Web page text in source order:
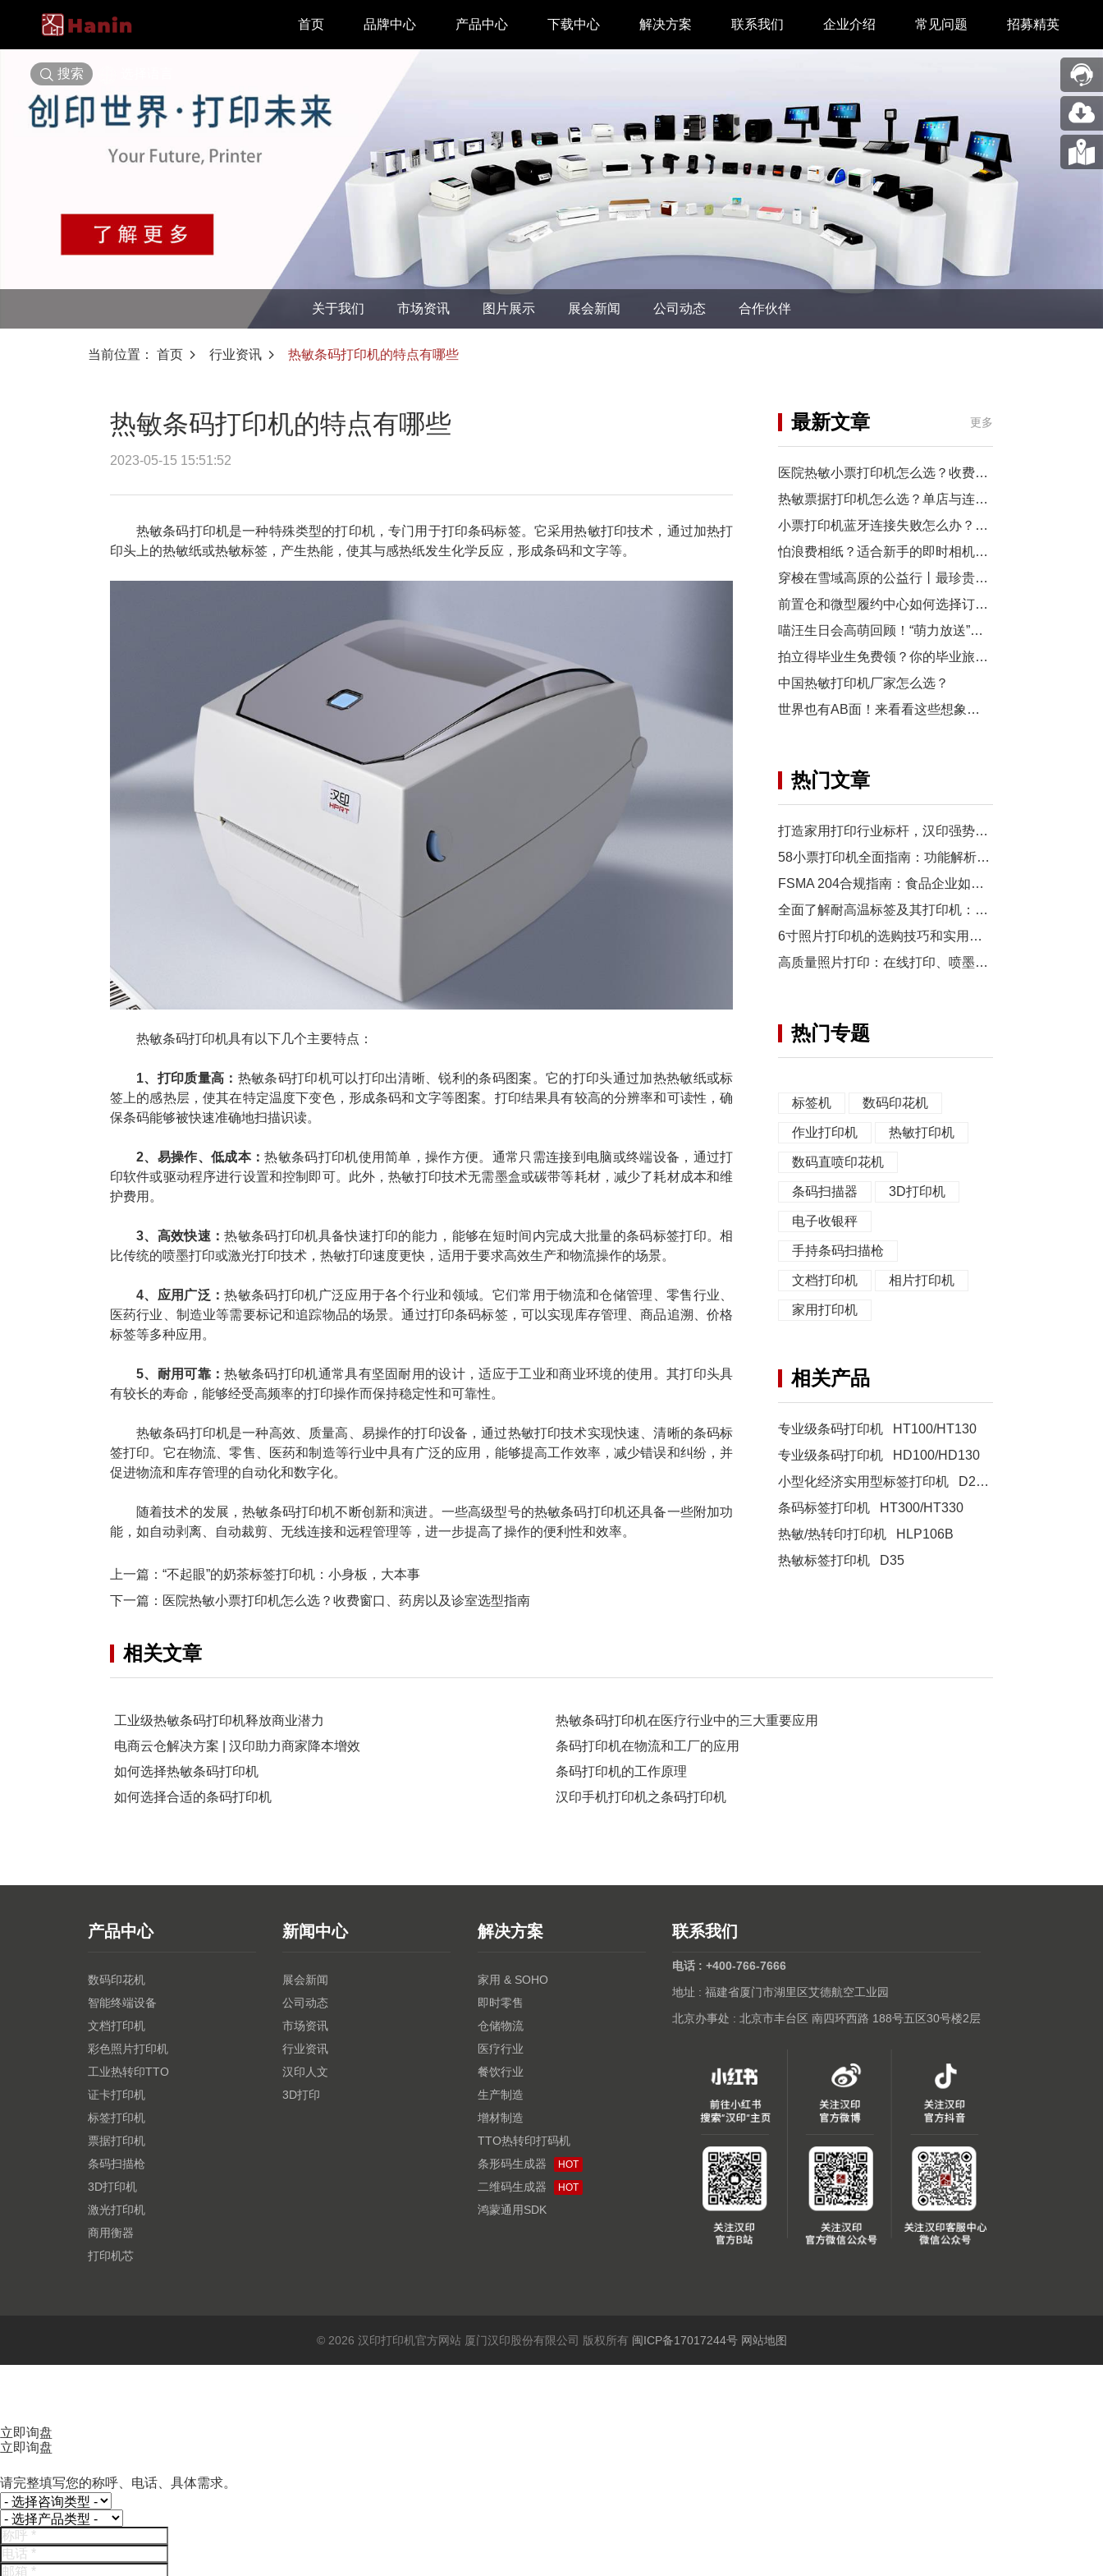
首页 品牌中心 产品中心 下载中心
汉印管家
工具下载
汉码标签软件
解决方案
即时零售
仓储物流
增材制造
联系我们
业务合作
回收再利用服务
问题反馈&建议
企业介绍
关于我们
图片展示
合作伙伴
汉印人文
公司动态
3D打印
常见问题 招募精英
搜索
关于我们 市场资讯 图片展示 展会新闻 公司动态 合作伙伴
当前位置： 首页 行业资讯 热敏条码打印机的特点有哪些
热敏条码打印机的特点有哪些
2023-05-15 15:51:52
热敏条码打印机是一种特殊类型的打印机，专门用于打印条码标签。它采用热敏打印技术，通过加热打
印头上的热敏纸或热敏标签，产生热能，使其与感热纸发生化学反应，形成条码和文字等。
热敏条码打印机具有以下几个主要特点：
1、打印质量高： 热敏条码打印机可以打印出清晰、锐利的条码图案。它的打印头通过加热热敏纸或标
签上的感热层，使其在特定温度下变色，形成条码和文字等图案。打印结果具有较高的分辨率和可读性，确
保条码能够被快速准确地扫描识读。
2、易操作、低成本：热敏条码打印机使用简单，操作方便。通常只需连接到电脑或终端设备，通过打
印软件或驱动程序进行设置和控制即可。此外，热敏打印技术无需墨盒或碳带等耗材，减少了耗材成本和维
护费用。
3、高效快速：热敏条码打印机具备快速打印的能力，能够在短时间内完成大批量的条码标签打印。相
比传统的喷墨打印或激光打印技术，热敏打印速度更快，适用于要求高效生产和物流操作的场景。
4、应用广泛：热敏条码打印机广泛应用于各个行业和领域。它们常用于物流和仓储管理、零售行业、
医药行业、制造业等需要标记和追踪物品的场景。通过打印条码标签，可以实现库存管理、商品追溯、价格
标签等多种应用。
5、耐用可靠：热敏条码打印机通常具有坚固耐用的设计，适应于工业和商业环境的使用。其打印头具
有较长的寿命，能够经受高频率的打印操作而保持稳定性和可靠性。
热敏条码打印机是一种高效、质量高、易操作的打印设备，通过热敏打印技术实现快速、清晰的条码标
签打印。它在物流、零售、医药和制造等行业中具有广泛的应用，能够提高工作效率，减少错误和纠纷，并
促进物流和库存管理的自动化和数字化。
随着技术的发展，热敏条码打印机不断创新和演进。一些高级型号的热敏条码打印机还具备一些附加功
能，如自动剥离、自动裁剪、无线连接和远程管理等，进一步提高了操作的便利性和效率。
上一篇： “不起眼”的奶茶标签打印机：小身板，大本事
下一篇： 医院热敏小票打印机怎么选？收费窗口、药房以及诊室选型指南
最新文章 更多
医院热敏小票打印机怎么选？收费窗口、药房以及诊室选型指南
热敏票据打印机怎么选？单店与连锁门店选型对比
小票打印机蓝牙连接失败怎么办？从配对到断连7步排查
怕浪费相纸？适合新手的即时相机推荐
穿梭在雪域高原的公益行丨最珍贵的“礼物”，是让孩子看见远方
前置仓和微型履约中心如何选择订单小票打印机？
喵汪生日会高萌回顾！“萌力放送”请查收~
拍立得毕业生免费领？你的毕业旅行照，也有机会上「三影堂」影展了！
中国热敏打印机厂家怎么选？
世界也有AB面！来看看这些想象力拉满的拍立得作品~
热门文章
打造家用打印行业标杆，汉印强势推出新品打印机U200
58小票打印机全面指南：功能解析、应用场景与热门推荐
FSMA 204合规指南：食品企业如何实现可追溯性
全面了解耐高温标签及其打印机：应用、材质与打印技术
6寸照片打印机的选购技巧和实用秘诀
高质量照片打印：在线打印、喷墨打印机还是便携照片打印机？
热门专题
标签机 数码印花机
作业打印机 热敏打印机
数码直喷印花机
条码扫描器 3D打印机
电子收银秤
手持条码扫描枪
文档打印机 相片打印机
家用打印机
相关产品
专业级条码打印机 HT100/HT130
专业级条码打印机 HD100/HD130
小型化经济实用型标签打印机 D21/D31
条码标签打印机 HT300/HT330
热敏/热转印打印机 HLP106B
热敏标签打印机 D35
相关文章
工业级热敏条码打印机释放商业潜力
热敏条码打印机在医疗行业中的三大重要应用
电商云仓解决方案 | 汉印助力商家降本增效
条码打印机在物流和工厂的应用
如何选择热敏条码打印机
条码打印机的工作原理
如何选择合适的条码打印机
汉印手机打印机之条码打印机
产品中心
数码印花机
智能终端设备
文档打印机
彩色照片打印机
工业热转印TTO
证卡打印机
标签打印机
票据打印机
条码扫描枪
3D打印机
激光打印机
商用衡器
打印机芯
新闻中心
展会新闻
公司动态
市场资讯
行业资讯
汉印人文
3D打印
解决方案
家用 & SOHO
即时零售
仓储物流
医疗行业
餐饮行业
生产制造
增材制造
TTO热转印打码机
条形码生成器
HOT
二维码生成器 HOT
鸿蒙通用SDK
联系我们
电话 : +400-766-7666
地址 : 福建省厦门市湖里区艾德航空工业园
北京办事处 : 北京市丰台区 南四环西路 188号五区30号楼2层
© 2026 汉印打印机官方网站 厦门汉印股份有限公司 版权所有 闽ICP备17017244号 网站地图
立即询盘
立即询盘
请完整填写您的称呼、电话、具体需求。